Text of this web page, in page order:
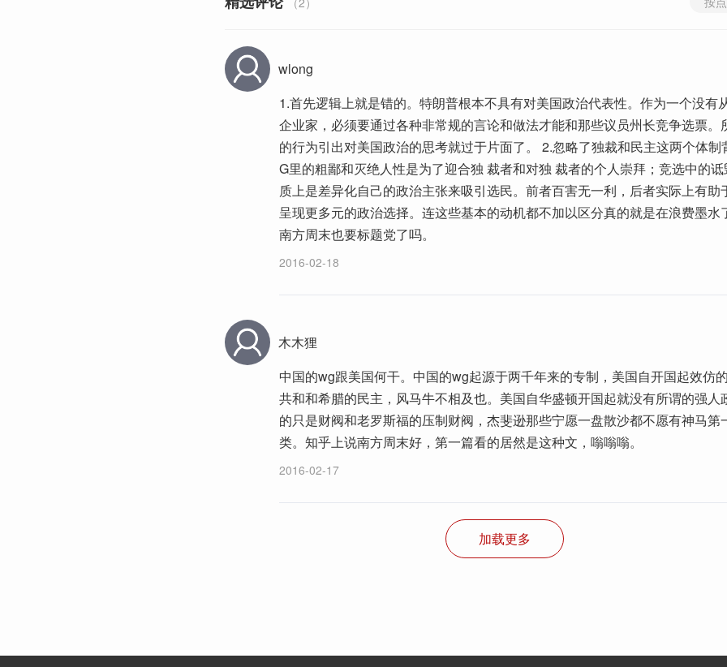
wlong
1.首先逻辑上就是错的。特朗普根本不具有对美国政治代表性。作为一个没有
企业家，必须要通过各种非常规的言论和做法才能和那些议员州长竞争选票。
的行为引出对美国政治的思考就过于片面了。 2.忽略了独裁和民主这两个体制
G里的粗鄙和灭绝人性是为了迎合独 裁者和对独 裁者的个人崇拜；竞选中的
质上是差异化自己的政治主张来吸引选民。前者百害无一利，后者实际上有助
呈现更多元的政治选择。连这些基本的动机都不加以区分真的就是在浪费墨水
南方周末也要标题党了吗。
2016-02-18
木木狸
中国的wg跟美国何干。中国的wg起源于两千年来的专制，美国自开国起效仿
共和和希腊的民主，风马牛不相及也。美国自华盛顿开国起就没有所谓的强人
的只是财阀和老罗斯福的压制财阀，杰斐逊那些宁愿一盘散沙都不愿有神马第
类。知乎上说南方周末好，第一篇看的居然是这种文，嗡嗡嗡。
2016-02-17
加载更多